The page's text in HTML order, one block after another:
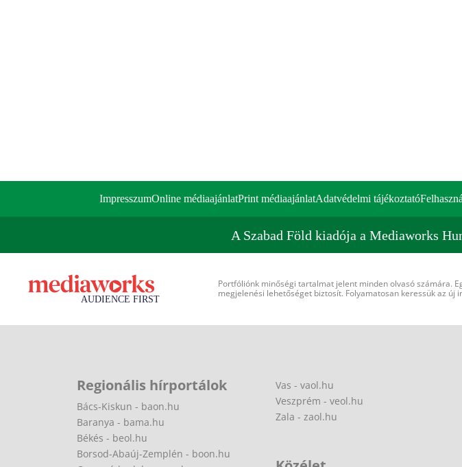
ImpresszumOnline médiaajánlatPrint médiaajánlatAdatvédelmi tájékoztató
A Szabad Föld kiadója a Mediaworks
Portfóliónk minőségi tartalmat jelent minden olvasó számára.
megjelenési lehetőséget biztosít. Folyamatosan keressük az új
Regionális hírportálok
Bács-Kiskun - baon.hu
Baranya - bama.hu
Békés - beol.hu
Borsod-Abaúj-Zemplén - boon.hu
Vas - vaol.hu
Veszprém - veol.hu
Zala - zaol.hu